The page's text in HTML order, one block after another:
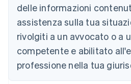
delle informazioni
assistenza sulla tua
rivolgiti a un avvocato o a
competente e abilitato
professione nella tua
Bulgaria
Canada
EnglishFrançais
Cina continentale
简体中文English
Cipro